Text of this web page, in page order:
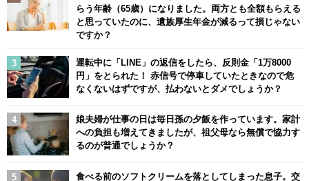
らう年齢（65歳）になりました。両方とも全額もらえる
と思っていたのに、遺族厚生年金が減るって損じゃない
ですか？
運転中に「LINE」の返信をしたら、反則金「1万8000
円」をとられた！ 赤信号で停車していたときなので危
なくないはずですが、払わないとダメでしょうか？
娘夫婦が仕事の日は毎日孫の夕飯を作っています。家計
への負担も増えてきましたが、祖父母なら無償で協力す
るのが普通でしょうか？
食べる前のソフトクリームを落としてしまった息子。交